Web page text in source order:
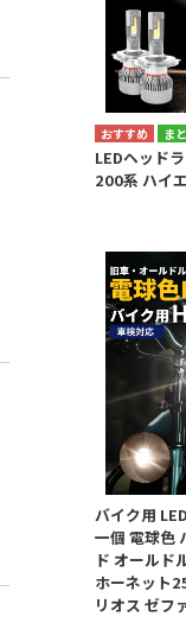
ま
LEDヘッド
200系 ハイ
バイク用
一個 電球色
ド オールド
ホーネット
リオス ゼフ